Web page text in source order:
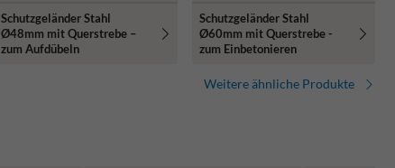
Schutzgeländer Stahl
Ø48mm mit Querstrebe –
zum Aufdübeln
Schutzgeländer Stahl
Ø60mm mit Querstrebe -
zum Einbetonieren
Weitere ähnliche Produkte